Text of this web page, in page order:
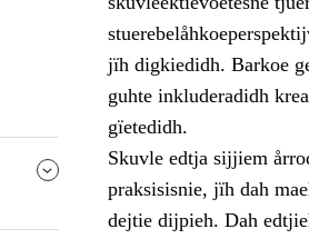
jïh digkiedidh. Barkoe
guhte inkluderadidh
gïetedidh.
Skuvle edtja sijjiem
praksisisnie, jïh dah
dejtie dijpieh. Dah